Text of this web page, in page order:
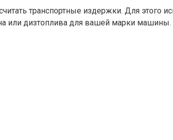
транспортные издержки. Для этого
или дизтоплива для вашей марки